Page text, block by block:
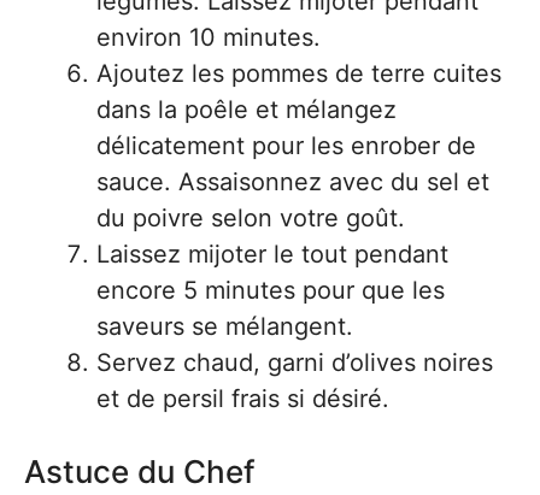
environ 10 minutes.
Ajoutez les pommes de terre cuites
dans la poêle et mélangez
délicatement pour les enrober de
sauce. Assaisonnez avec du sel et
du poivre selon votre goût.
Laissez mijoter le tout pendant
encore 5 minutes pour que les
saveurs se mélangent.
Servez chaud, garni d’olives noires
et de persil frais si désiré.
Astuce du Chef